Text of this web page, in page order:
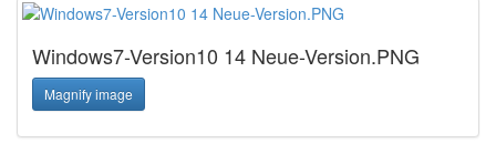
Windows7-Version10 14 Neue-Version.PNG
Magnify image